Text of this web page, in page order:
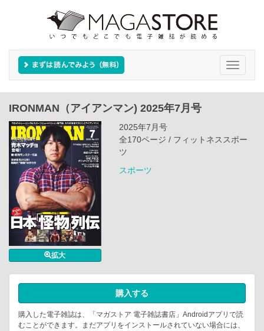
Toggle
IRONMAN（アイアンマン) 2025年7月号
拡大
2025年7月号
全170ページ / フィットネススポー
ツ
スポーツ
購入する
購入した電子雑誌は、「マガストア 電子雑誌書店」Androidアプリで読
むことができます。まだアプリをインストールされていない場合には、